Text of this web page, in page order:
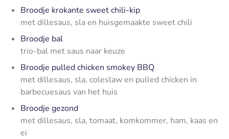
Broodje krokante sweet chili-kip
met dillesaus, sla en huisgemaakte sweet chili
Broodje bal
trio-bal met saus naar keuze
Broodje pulled chicken smokey BBQ
met dillesaus, sla, coleslaw en pulled chicken in
barbecuesaus van het huis
Broodje gezond
met dillesaus, sla, tomaat, komkommer, ham, kaas en
ei